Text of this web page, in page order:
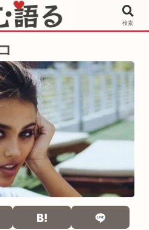
観るならサブスクリプション 検索